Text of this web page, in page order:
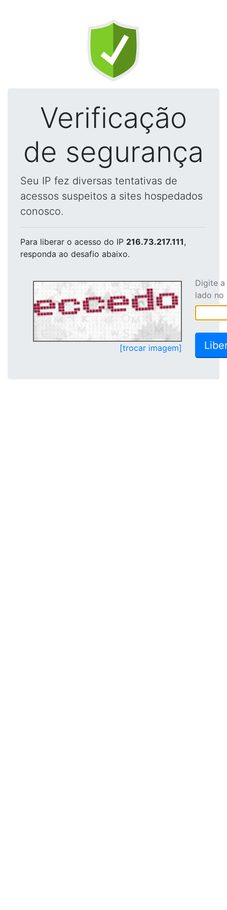
Verificação
de segurança
Seu IP fez diversas tentativas de
acessos suspeitos a sites hospedados
conosco.
Para liberar o acesso do IP 216.73.217.111,
responda ao desafio abaixo.
[trocar imagem]
Digite
lado no